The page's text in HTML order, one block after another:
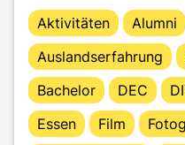
Aktivitäten Alumni
Auslandserfahrung
Bachelor
DEC
Essen
Film